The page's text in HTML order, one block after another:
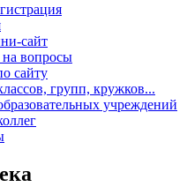
сайт
вопросы
сайту
групп, кружков...
учреждений